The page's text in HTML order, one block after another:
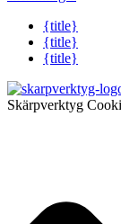
{title}
{title}
{title}
Skärpverktyg